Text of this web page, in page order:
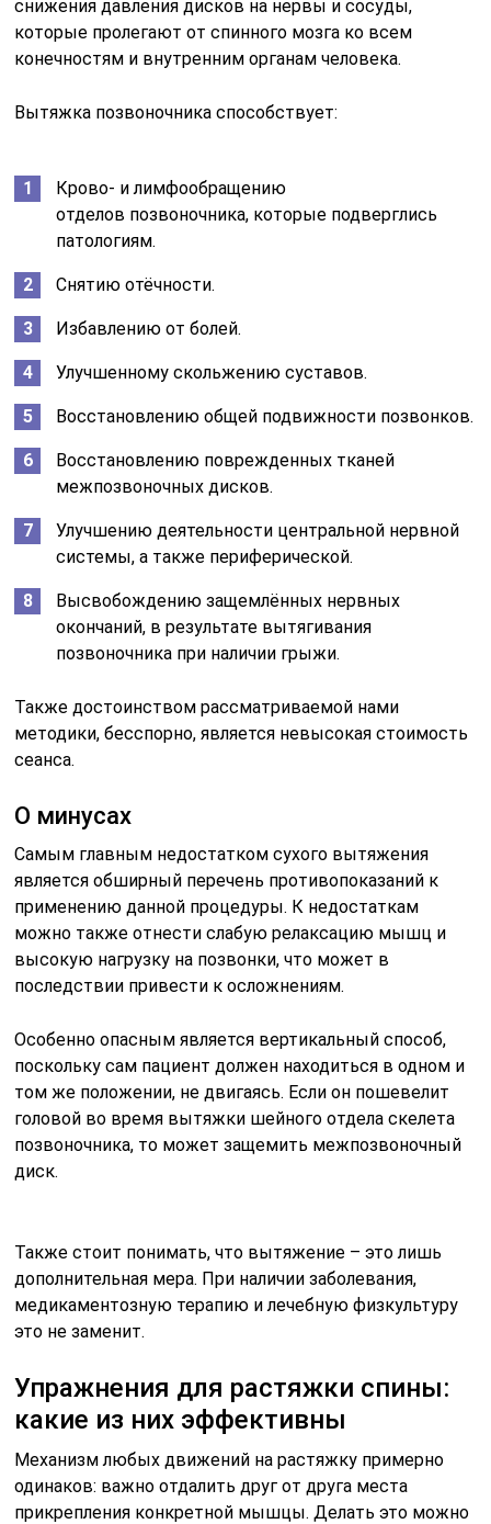
снижения давления дисков на нервы и сосуды,
которые пролегают от спинного мозга ко всем
конечностям и внутренним органам человека.
Вытяжка позвоночника способствует:
Крово- и лимфообращению
отделов позвоночника, которые подверглись
патологиям.
Снятию отёчности.
Избавлению от болей.
Улучшенному скольжению суставов.
Восстановлению общей подвижности позвонков.
Восстановлению поврежденных тканей
межпозвоночных дисков.
Улучшению деятельности центральной нервной
системы, а также периферической.
Высвобождению защемлённых нервных
окончаний, в результате вытягивания
позвоночника при наличии грыжи.
Также достоинством рассматриваемой нами
методики, бесспорно, является невысокая стоимость
сеанса.
О минусах
Самым главным недостатком сухого вытяжения
является обширный перечень противопоказаний к
применению данной процедуры. К недостаткам
можно также отнести слабую релаксацию мышц и
высокую нагрузку на позвонки, что может в
последствии привести к осложнениям.
Особенно опасным является вертикальный способ,
поскольку сам пациент должен находиться в одном и
том же положении, не двигаясь. Если он пошевелит
головой во время вытяжки шейного отдела скелета
позвоночника, то может защемить межпозвоночный
диск.
Также стоит понимать, что вытяжение – это лишь
дополнительная мера. При наличии заболевания,
медикаментозную терапию и лечебную физкультуру
это не заменит.
Упражнения для растяжки спины:
какие из них эффективны
Механизм любых движений на растяжку примерно
одинаков: важно отдалить друг от друга места
прикрепления конкретной мышцы. Делать это можно